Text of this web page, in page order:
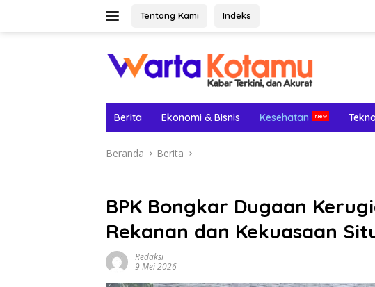
Tentang Kami Indeks
Berita Ekonomi & Bisnis Kesehatan
Beranda Berita
BPK Bongkar Dugaan
Rekanan dan Kekuasaan
Redaksi
9 Mei 2026